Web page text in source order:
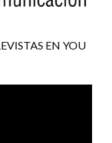
EN YOU